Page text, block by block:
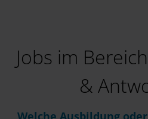
Jobs im
&
Welche Ausbildung